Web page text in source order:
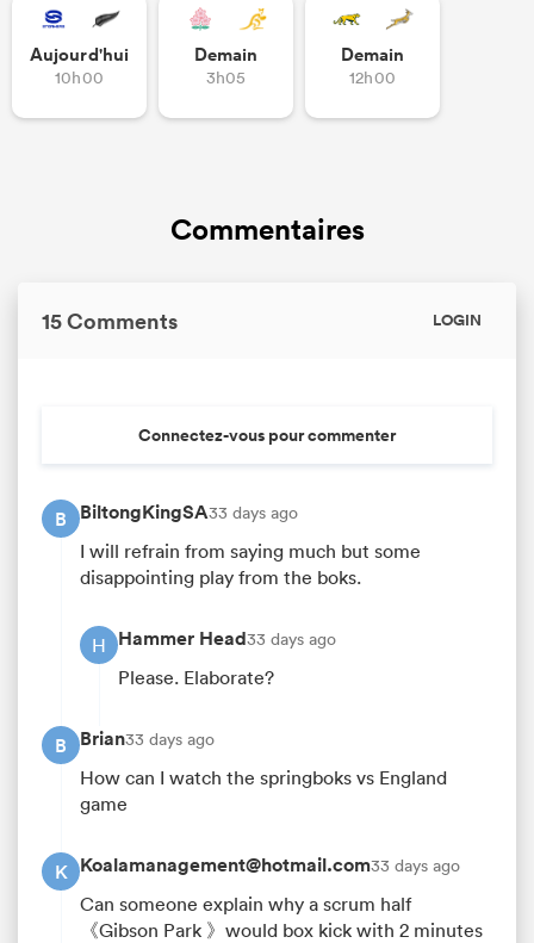
Aujourd'hui
10h00
Demain
3h05
Demain
12h00
Commentaires
15 Comments LOGIN
Connectez-vous pour commenter
B BiltongKingSA33 days ago
I will refrain from saying much but some
disappointing play from the boks.
H Hammer Head33 days ago
Please. Elaborate?
B Brian33 days ago
How can I watch the springboks vs England
game
K Koalamanagement@hotmail.com33 days ago
Can someone explain why a scrum half
《Gibson Park 》would box kick with 2 minutes